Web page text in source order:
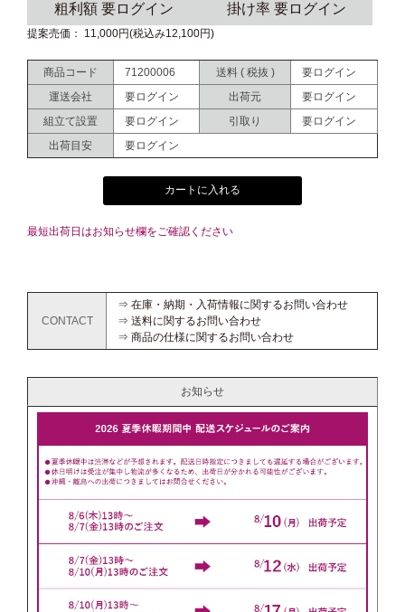
粗利額 要ログイン 掛け率 要ログイン
提案売価： 11,000円(税込み12,100円)
商品コード 71200006 送料 ( 税抜 )
要ログイン
運送会社
要ログイン 出荷元
要ログイン
組立て設置
要ログイン 引取り
要ログイン
出荷目安
要ログイン
カートに入れる
最短出荷日はお知らせ欄をご確認ください
CONTACT
⇒ 在庫・納期・入荷情報に関するお問い合わせ
⇒ 送料に関するお問い合わせ
⇒ 商品の仕様に関するお問い合わせ
お知らせ